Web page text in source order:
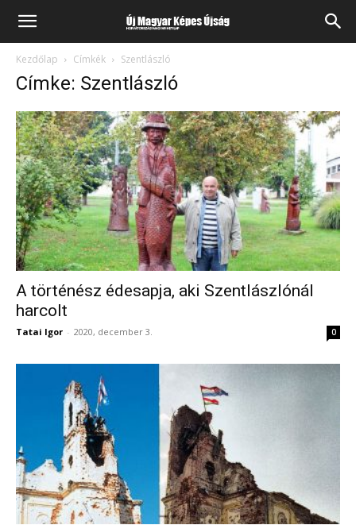
Kezdőlap Címkék Szentlászló
Címke: Szentlászló
A történész édesapja, aki Szentlászlónál
harcolt
Tatai Igor - 2020, december 3. 0